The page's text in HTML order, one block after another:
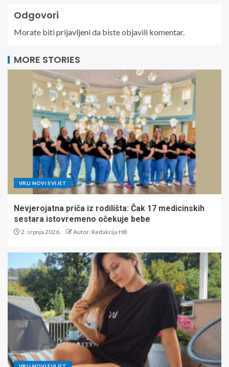
Odgovori
Morate bitiprijavljenida biste objavili komentar.
MORE STORIES
VRLI NOVI SVIJET
Nevjerojatna priča iz rodilišta: Čak 17 medicinskih
sestara istovremeno očekuje bebe
2. srpnja 2026. Autor: Redakcija HB